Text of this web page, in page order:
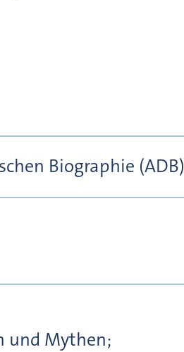
Biographie (ADB)
und Mythen;